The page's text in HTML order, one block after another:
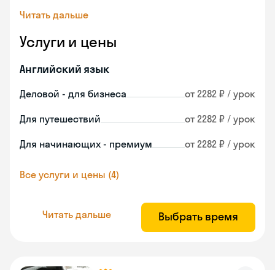
Читать дальше
Услуги и цены
Английский язык
Деловой - для бизнеса от 2282 ₽ / урок
Для путешествий от 2282 ₽ / урок
Для начинающих - премиум от 2282 ₽ / урок
Все услуги и цены (4)
Читать дальше Выбрать время